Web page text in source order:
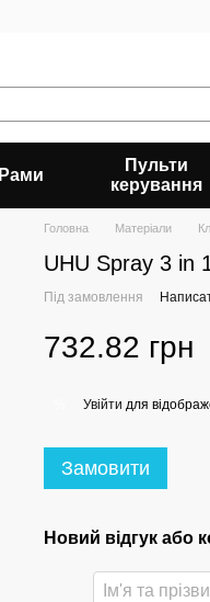
Рами
Пульти
керування
Головна Матеріали
UHU Spray 3 in
Під замовлення
732.82 грн
Увійти для
Замовити
Новий відгук або